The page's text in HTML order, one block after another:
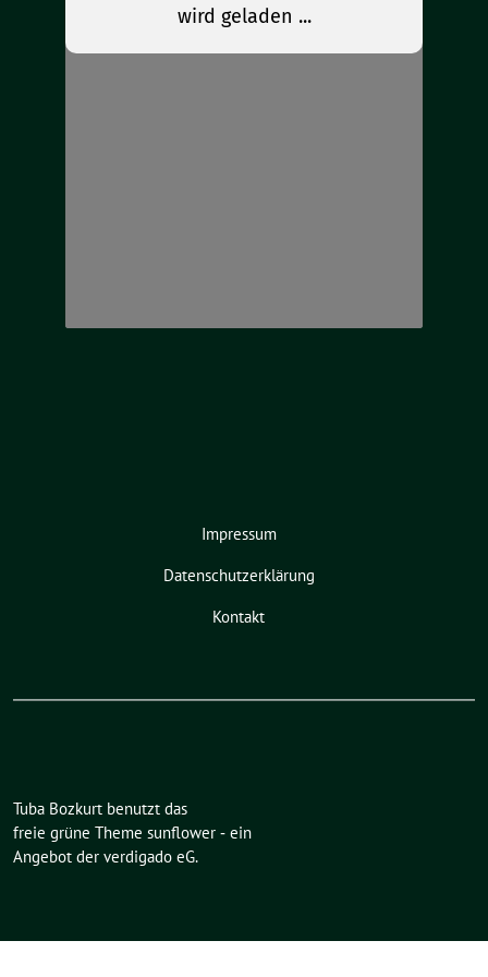
Impressum
Datenschutzerklärung
Kontakt
Tuba Bozkurt benutzt das
freie grüne Theme sunflower ‐ ein
Angebot der verdigado eG.